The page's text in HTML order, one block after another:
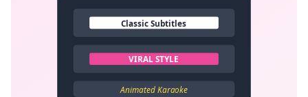
Classic Subtitles
VIRAL STYLE
Animated Karaoke